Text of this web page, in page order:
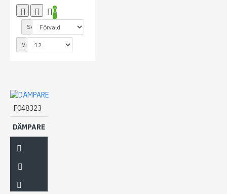
0
Sortera efter:
Visa:
F048323
DÄMPARE